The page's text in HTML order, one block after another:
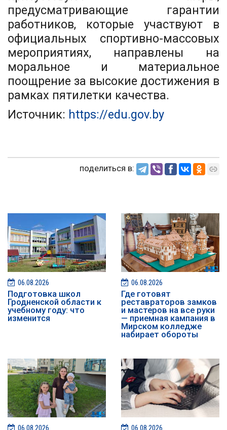
предусматривающие гарантии
работников, которые участвуют в
официальных спортивно-массовых
мероприятиях, направлены на
моральное и материальное
поощрение за высокие достижения в
рамках пятилетки качества.
Источник: https://edu.gov.by
поделиться в:
06.08.2026
Подготовка школ
Гродненской области к
учебному году: что
изменится
06.08.2026
Где готовят
реставраторов замков
и мастеров на все руки
— приемная кампания в
Мирском колледже
набирает обороты
06.08.2026 06.08.2026